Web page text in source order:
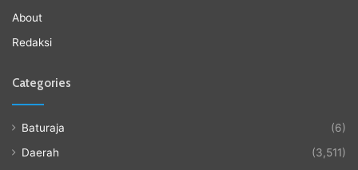
About
Redaksi
Categories
Baturaja
(6)
Daerah
(3,511)